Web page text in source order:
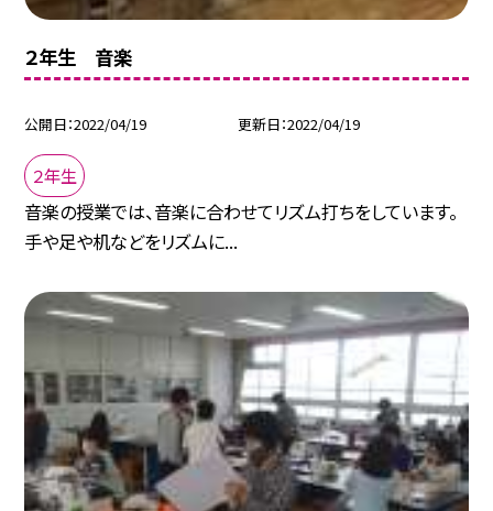
２年生 音楽
公開日 2022/04/19 更新日 2022/04/19
２年生
音楽の授業では、音楽に合わせてリズム打ちをしています。
手や足や机などをリズムに...